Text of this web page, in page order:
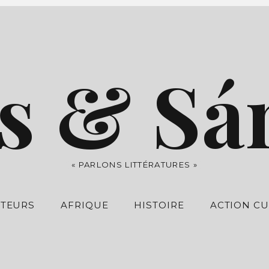
&
« PARLONS LITTÉRATURES »
AFRIQUE HISTOIRE ACTION